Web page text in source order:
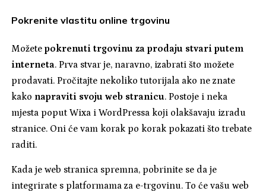
Pokrenite vlastitu online trgovinu
Možetepokrenuti trgovinu za prodaju stvari putem
interneta. Prva stvar je, naravno, izabrati što možete
prodavati. Pročitajte nekoliko tutorijala ako ne znate
kako napraviti svoju web stranicu. Postoje i neka
mjesta poput Wixa i WordPressa koji olakšavaju izradu
stranice. Oni će vam korak po korak pokazati što trebate
raditi.
Kada je web stranica spremna, pobrinite se da je
integrirate s platformama za e-trgovinu. To će vašu web